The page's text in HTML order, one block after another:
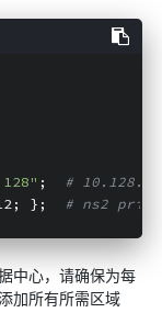
;
#
};
# ns2
中心，请确保为每
加所有所需区域